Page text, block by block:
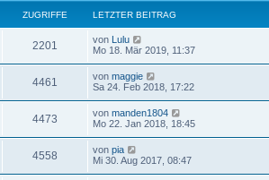
ZUGRIFFE LETZTER BEITRAG
2201
u
i
L
e
t
e
r
B
e
i
t
r
a
g
von Lulu
Mo 18. Mär 2019, 11:37
4461
u
i
L
e
t
e
r
B
e
i
von maggie
Sa 24. Feb 2018, 17:22
4473
u
L
e
t
e
r
von manden1804
Mo 22. Jan 2018, 18:45
4558
L
e
von pia
Mi 30. Aug 2017, 08:47